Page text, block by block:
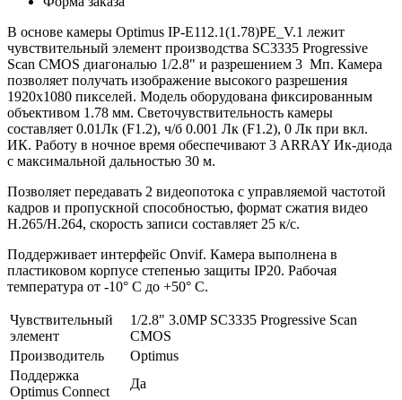
В основе камеры Optimus IP-E112.1(1.78)PE_V.1 лежит
чувствительный элемент производства SC3335 Progressive
Scan CMOS диагональю 1/2.8" и разрешением 3 Мп. Камера
позволяет получать изображение высокого разрешения
1920х1080 пикселей. Модель оборудована фиксированным
объективом 1.78 мм. Светочувствительность камеры
составляет 0.01Лк (F1.2), ч/б 0.001 Лк (F1.2), 0 Лк при вкл.
ИК. Работу в ночное время обеспечивают 3 ARRAY Ик-диода
с максимальной дальностью 30 м.
Позволяет передавать 2 видеопотока с управляемой частотой
кадров и пропускной способностью, формат сжатия видео
H.265/H.264, скорость записи составляет 25 к/с.
Поддерживает интерфейс Onvif. Камера выполнена в
пластиковом корпусе степенью защиты IP20. Рабочая
температура от -10° С до +50° С.
Чувствительный
элемент
1/2.8" 3.0MP SC3335 Progressive Scan
CMOS
Производитель
Optimus
Поддержка
Optimus Connect
Да